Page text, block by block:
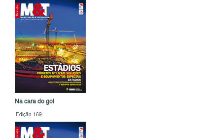
Na cara do gol
Edição 169